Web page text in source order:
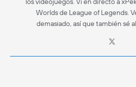
Worlds de League of Legends.
demasiado, así que también sé